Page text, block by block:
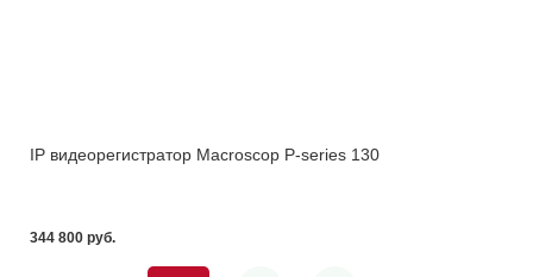
IP видеорегистратор Macroscop P-series 130
344 800 pуб.